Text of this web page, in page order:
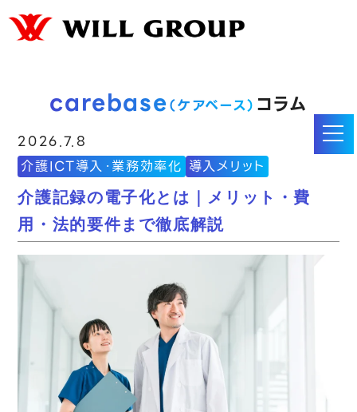
carebase（ケアベース） コラム
2026.7.8
介護ICT導入・業務効率化 導入メリット
介護記録の電子化とは｜メリット・費
用・法的要件まで徹底解説